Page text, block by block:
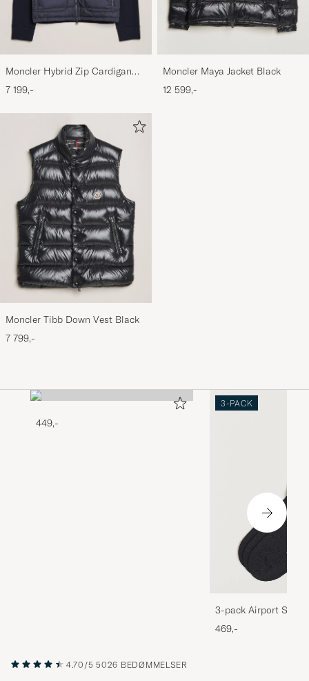
Moncler Hybrid Zip Cardigan
Navy
7 199,-
Moncler Maya Jacket Black
12 599,-
Moncler Tibb Down Vest Black
7 799,-
449,-
3-PACK
3-pack Airport
Melange
469,-
4.70/5 5026 BEDØMMELSER